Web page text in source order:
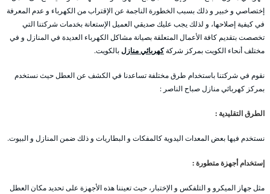
إختصاصي و خبير و ذلك بسبب الخطورة الناجمة عن الإقتراب من الكهرباء و عدم المعرفة
في كيفية إصلاحها، و لذلك يجب عليك صديقي العميل الإستعانة بخدمات شركتنا التي
تخصصت بتقديم كافة الأعمال المتعلقة بصيانة مشاكل الكهرباء العديدة في المنازل و في
مختلف أنحاء الكويت بمركز شركةكهربائي منازلبالكويت.
نقوم في شركتنا باستخدام طرق مختلفة تساعدنا في الكشف عن العطل حيث نستخدم
بمركز كهربائي منازل صباح الناصر :
الطرق التقليدية :
نستخدم فيها بعض المعدات اليدوية كالمفكات و البطاريات و ذلك ضمن المنازل و البيوت.
إستخدام أجهزة متطورة :
مثل جهاز الميكرو و التلفكس و الإختبار، حيث تعيننا هذه الأجهزة على تحديد مكان العطل